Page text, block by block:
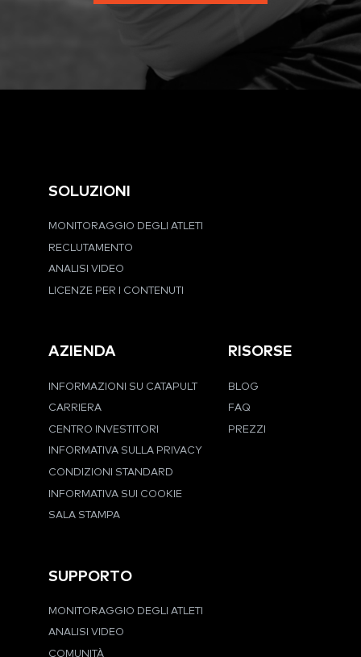
SOLUZIONI
MONITORAGGIO DEGLI ATLETI
RECLUTAMENTO
ANALISI VIDEO
LICENZE PER I CONTENUTI
AZIENDA
INFORMAZIONI SU CATAPULT
CARRIERA
CENTRO INVESTITORI
INFORMATIVA SULLA PRIVACY
CONDIZIONI STANDARD
INFORMATIVA SUI COOKIE
SALA STAMPA
RISORSE
BLOG
FAQ
PREZZI
SUPPORTO
MONITORAGGIO DEGLI ATLETI
ANALISI VIDEO
COMUNITÀ